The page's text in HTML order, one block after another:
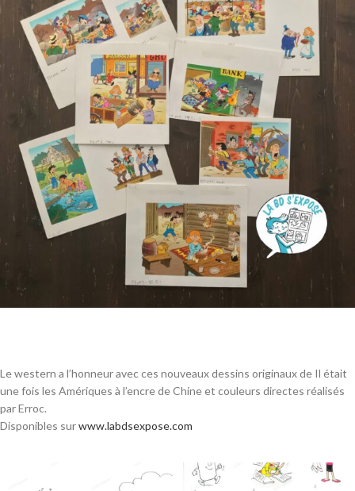
Le western a l’honneur avec ces nouveaux dessins originaux de Il était
une fois les Amériques à l’encre de Chine et couleurs directes réalisés
par Erroc.
Disponibles surwww.labdsexpose.com